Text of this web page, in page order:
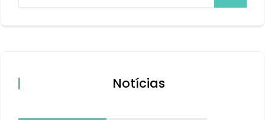
Notícias